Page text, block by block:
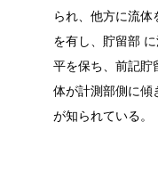
られ、他方に流体
を有し、貯留部
平を保ち、前記貯
体が計測部側に傾
が知られている。